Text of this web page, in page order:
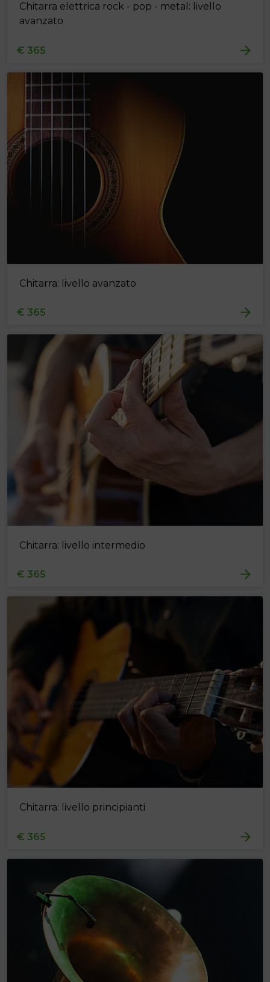
Chitarra elettrica rock - pop - metal: livello
avanzato
€ 365
Chitarra: livello avanzato
€ 365
Chitarra: livello intermedio
€ 365
Chitarra: livello principianti
€ 365